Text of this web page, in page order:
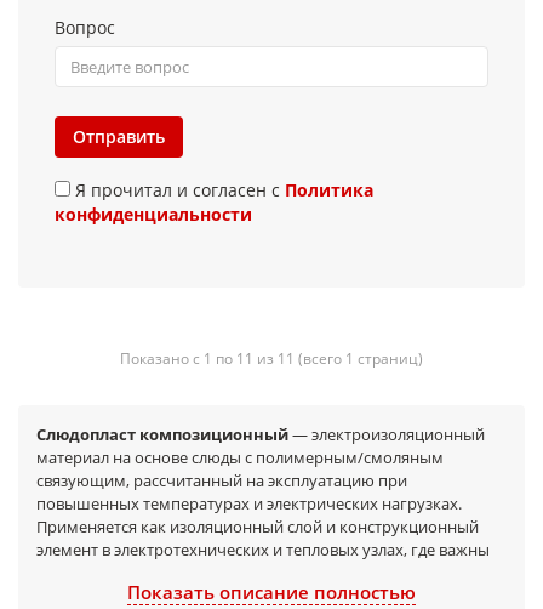
Вопрос
Отправить
Я прочитал и согласен с Политика
конфиденциальности
Показано с 1 по 11 из 11 (всего 1 страниц)
Слюдопласт композиционный— электроизоляционный
материал на основе слюды с полимерным/смоляным
связующим, рассчитанный на эксплуатацию при
повышенных температурах и электрических нагрузках.
Применяется как изоляционный слой и конструкционный
элемент в электротехнических и тепловых узлах, где важны
технологичность обработки. Используется для изготовления
Показать описание полностью